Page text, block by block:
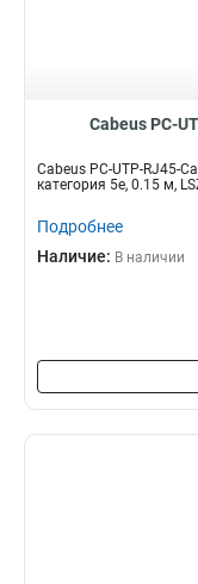
Cabeus PC-
Cabeus PC-UTP-RJ45-
категория 5e, 0.15 м,
Подробнее
Наличие: В наличии